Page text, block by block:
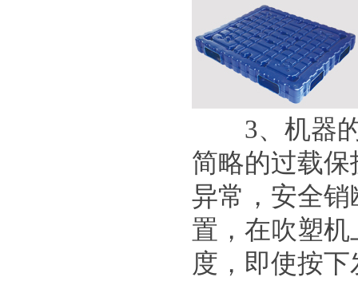
3、机器的
简略的过载
异常，安全
置，在吹塑
度，即使按